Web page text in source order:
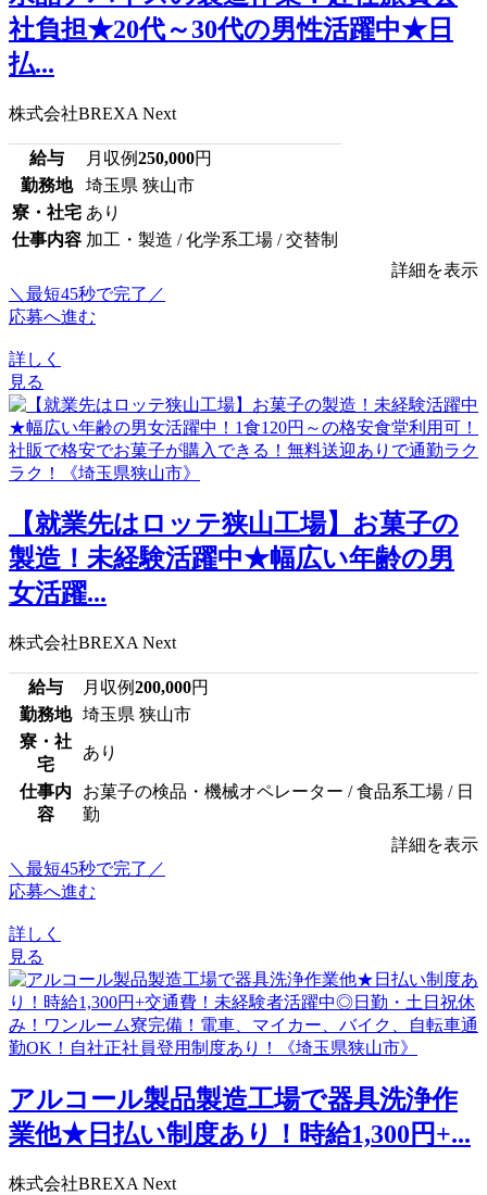
社負担★20代～30代の男性活躍中★日
払...
株式会社BREXA Next
給与 月収例250,000円
勤務地
埼玉県 狭山市
寮・社宅 あり
仕事内容 加工・製造 / 化学系工場 / 交替制
詳細を表示
＼最短45秒で完了／
応募へ進む
詳しく
見る
【就業先はロッテ狭山工場】お菓子の
製造！未経験活躍中★幅広い年齢の男
女活躍...
株式会社BREXA Next
給与 月収例200,000円
勤務地
埼玉県 狭山市
寮・社
宅
あり
仕事内
容
お菓子の検品・機械オペレーター / 食品系工場 / 日
勤
詳細を表示
＼最短45秒で完了／
応募へ進む
詳しく
見る
アルコール製品製造工場で器具洗浄作
業他★日払い制度あり！時給1,300円+...
株式会社BREXA Next